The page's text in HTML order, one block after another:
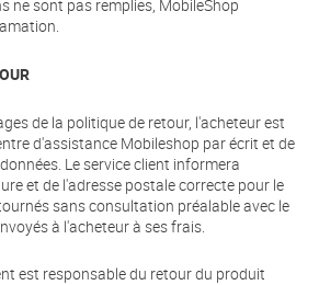
ne sont pas remplies, MobileShop
de la politique de retour, l'acheteur est
d'assistance Mobileshop par écrit et de
Le service client informera
et de l'adresse postale correcte pour le
sans consultation préalable avec le
à l'acheteur à ses frais.
est responsable du retour du produit